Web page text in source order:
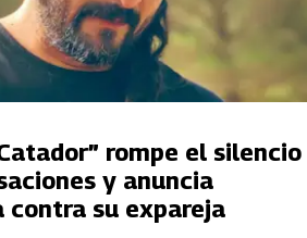
rompe el silencio
y anuncia
contra su expareja